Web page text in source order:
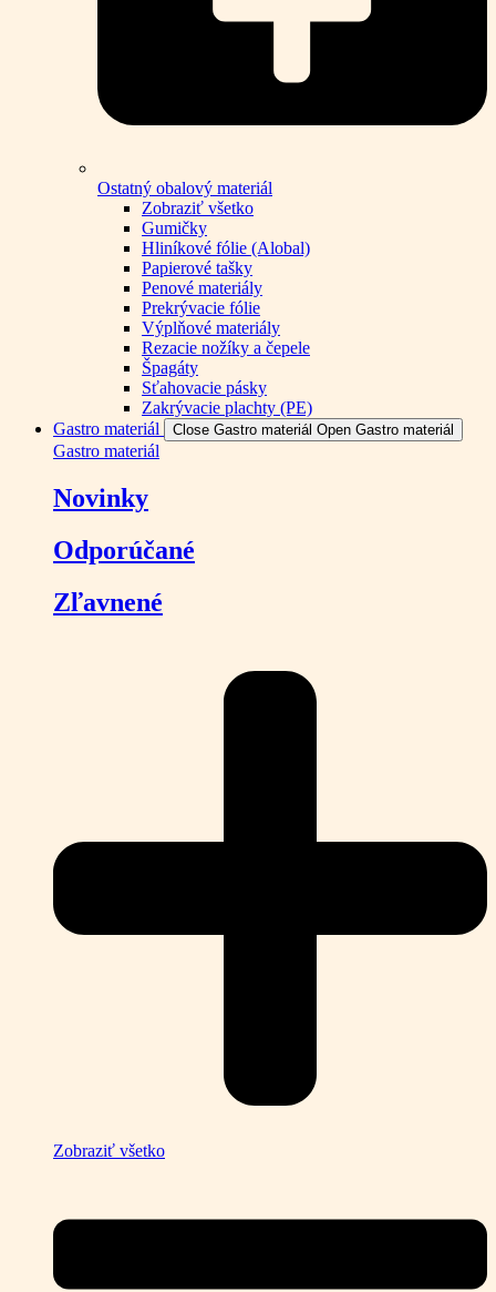
Ostatný obalový materiál
Zobraziť všetko
Gumičky
Hliníkové fólie (Alobal)
Papierové tašky
Penové materiály
Prekrývacie fólie
Výplňové materiály
Rezacie nožíky a čepele
Špagáty
Sťahovacie pásky
Zakrývacie plachty (PE)
Gastro materiál
Close Gastro materiál Open Gastro materiál
Gastro materiál
Novinky
Odporúčané
Zľavnené
Zobraziť všetko